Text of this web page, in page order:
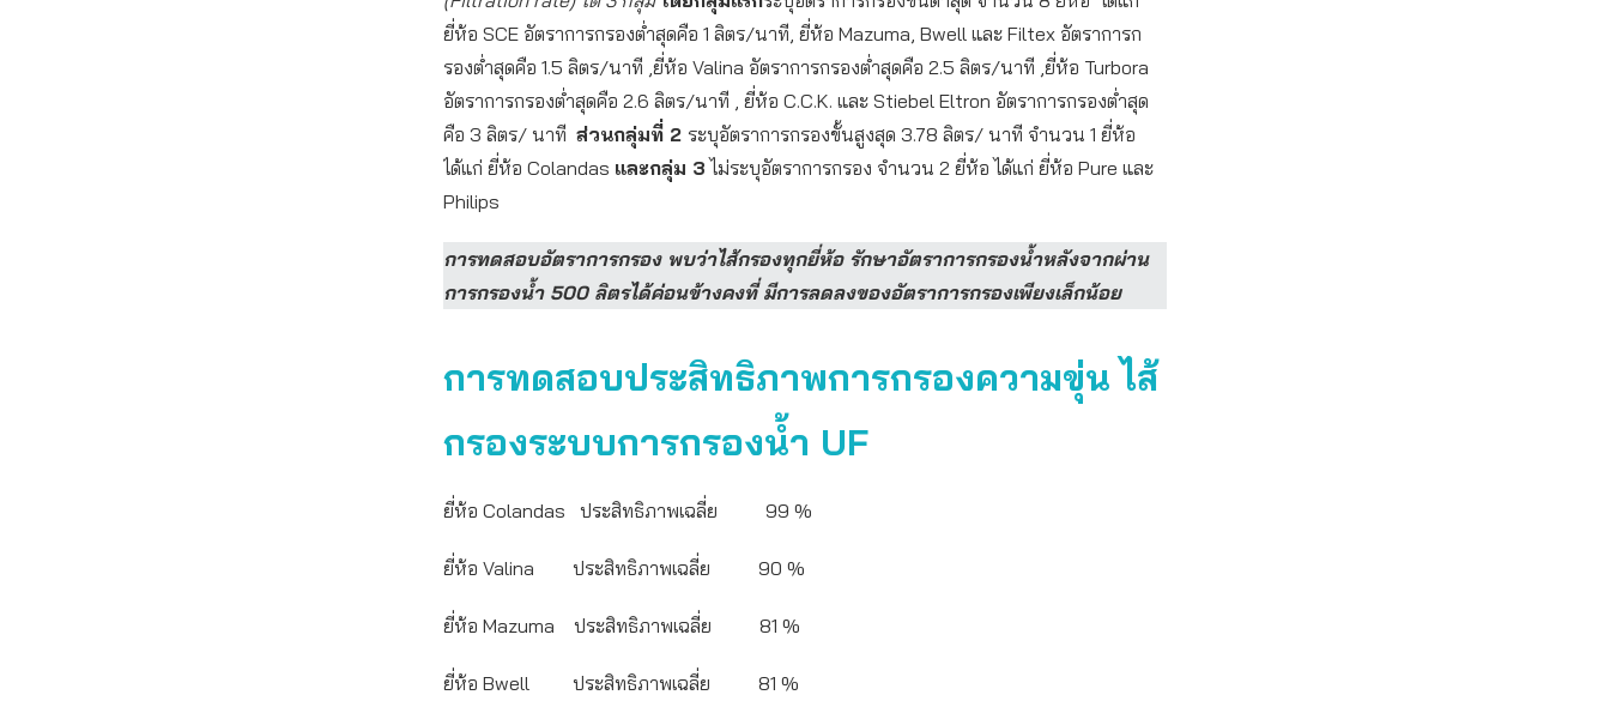
ยี่ห้อ SCE อัตราการกรองต่ำสุดคือ 1 ลิตร/นาที, ยี่ห้อ Mazuma, Bwell และ Filtex อัตราการก
รองต่ำสุดคือ 1.5 ลิตร/นาที ,ยี่ห้อ Valina อัตราการกรองต่ำสุดคือ 2.5 ลิตร/นาที ,ยี่ห้อ Turbora
อัตราการกรองต่ำสุดคือ 2.6 ลิตร/นาที , ยี่ห้อ C.C.K. และ Stiebel Eltron อัตราการกรองต่ำสุด
คือ 3 ลิตร/ นาที ส่วนกลุ่มที่ 2 ระบุอัตราการกรองขั้นสูงสุด 3.78 ลิตร/ นาที จำนวน 1 ยี่ห้อ
ได้แก่ ยี่ห้อ Colandas และกลุ่ม 3 ไม่ระบุอัตราการกรอง จำนวน 2 ยี่ห้อ ได้แก่ ยี่ห้อ Pure และ
Philips
การทดสอบอัตราการกรอง พบว่าไส้กรองทุกยี่ห้อ รักษาอัตราการกรองน้ำหลังจากผ่าน
การกรองน้ำ 500 ลิตรได้ค่อนข้างคงที่ มีการลดลงของอัตราการกรองเพียงเล็กน้อย
การทดสอบประสิทธิภาพการกรองความขุ่น ไส้
กรองระบบการกรองน้ำ UF
ยี่ห้อ Colandas ประสิทธิภาพเฉลี่ย 99 %
ยี่ห้อ Valina ประสิทธิภาพเฉลี่ย 90 %
ยี่ห้อ Mazuma ประสิทธิภาพเฉลี่ย 81 %
ยี่ห้อ Bwell ประสิทธิภาพเฉลี่ย 81 %